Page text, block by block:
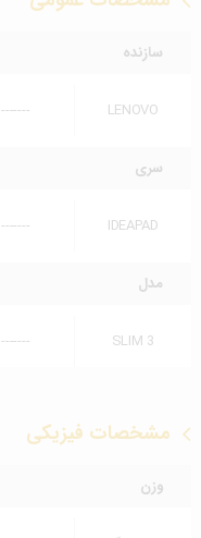
سازنده
LENOVO
-------
سری
IDEAPAD
-------
مدل
SLIM 3
-------
مشخصات فیزیکی
وزن